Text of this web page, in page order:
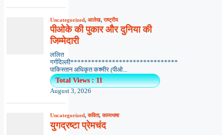
Uncategorized, आलेख,राष्ट्रीय
पीओके की पुकार और दुनिया की
जिम्मेदारी
ललित
गर्गदिल्ली*******************************
पाकिस्तान अधिकृत कश्मीर (पीओ...
Total Views : 11
August 3, 2026
Uncategorized,कविता,काव्यभाषा
युगद्रष्टा प्रेमचंद